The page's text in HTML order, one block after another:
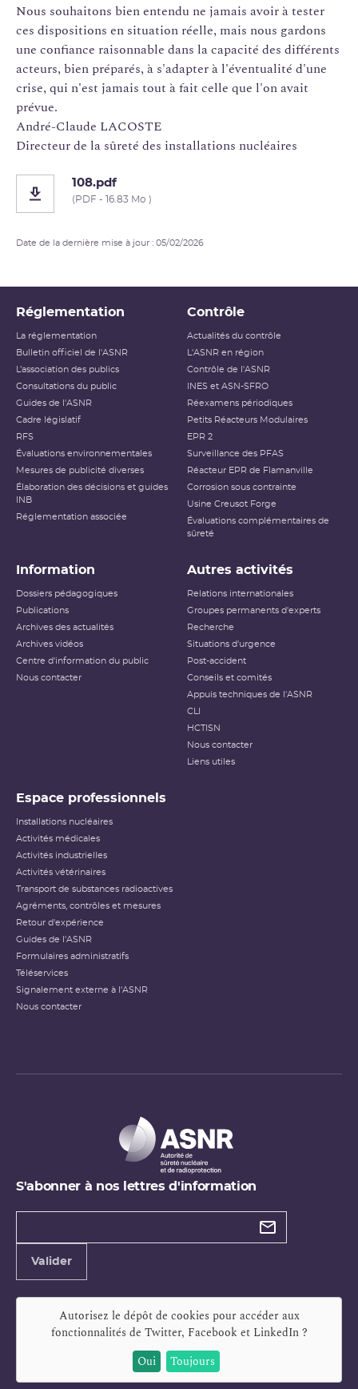
Nous souhaitons bien entendu ne jamais avoir à tester
ces dispositions en situation réelle, mais nous gardons
une confiance raisonnable dans la capacité des différents
acteurs, bien préparés, à s'adapter à l'éventualité d'une
crise, qui n'est jamais tout à fait celle que l'on avait
prévue.
André-Claude LACOSTE
Directeur de la sûreté des installations nucléaires
108.pdf
(PDF - 16.83 Mo )
Date de la dernière mise à jour : 05/02/2026
Réglementation
La réglementation
Bulletin officiel de l'ASNR
L’association des publics
Consultations du public
Guides de l'ASNR
Cadre législatif
RFS
Évaluations environnementales
Mesures de publicité diverses
Élaboration des décisions et guides
INB
Réglementation associée
Contrôle
Actualités du contrôle
L'ASNR en région
Contrôle de l'ASNR
INES et ASN-SFRO
Réexamens périodiques
Petits Réacteurs Modulaires
EPR 2
Surveillance des PFAS
Réacteur EPR de Flamanville
Corrosion sous contrainte
Usine Creusot Forge
Évaluations complémentaires de
sûreté
Information
Dossiers pédagogiques
Publications
Archives des actualités
Archives vidéos
Centre d'information du public
Nous contacter
Autres activités
Relations internationales
Groupes permanents d'experts
Recherche
Situations d'urgence
Post-accident
Conseils et comités
Appuis techniques de l'ASNR
CLI
HCTISN
Nous contacter
Liens utiles
Espace professionnels
Installations nucléaires
Activités médicales
Activités industrielles
Activités vétérinaires
Transport de substances radioactives
Agréments, contrôles et mesures
Retour d'expérience
Guides de l'ASNR
Formulaires administratifs
Téléservices
Signalement externe à l'ASNR
Nous contacter
S'abonner à nos lettres d'information
Types de
Valider
Autorisez le dépôt de cookies pour accéder aux
fonctionnalités de Twitter, Facebook et LinkedIn?
Oui
Toujours